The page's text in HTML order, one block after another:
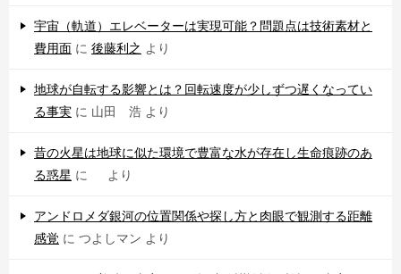
宇宙（軌道）エレベーターは実現可能？問題点は技術素材と
費用面 に 後藤利之 より
地球が自転する影響とは？回転速度が少しずつ遅くなってい
る事実 に 山田 浩 より
昔の火星は地球に似た環境で豊富な水が存在し生命痕跡のあ
る惑星 に より
アンドロメダ銀河の位置関係や探し方と肉眼で観測する距離
感覚 に つよしマン より